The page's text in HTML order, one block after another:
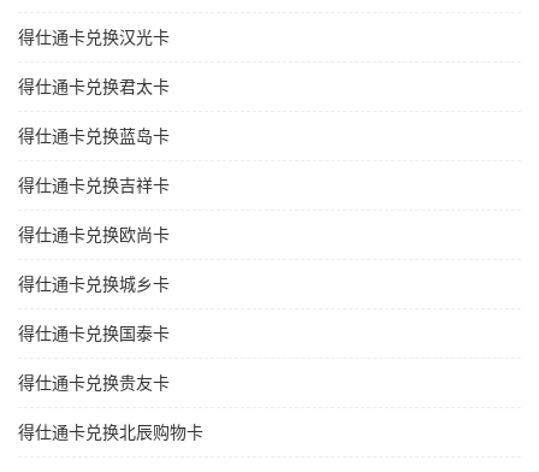
得仕通卡兑换汉光卡
得仕通卡兑换君太卡
得仕通卡兑换蓝岛卡
得仕通卡兑换吉祥卡
得仕通卡兑换欧尚卡
得仕通卡兑换城乡卡
得仕通卡兑换国泰卡
得仕通卡兑换贵友卡
得仕通卡兑换北辰购物卡